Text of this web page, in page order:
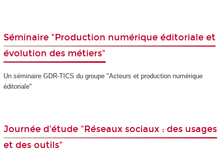
Séminaire "Production numérique éditoriale et
évolution des métiers"
Un séminaire GDR-TICS du groupe "Acteurs et production numérique
éditoriale"
Journée d'étude "Réseaux sociaux : des usages
et des outils"